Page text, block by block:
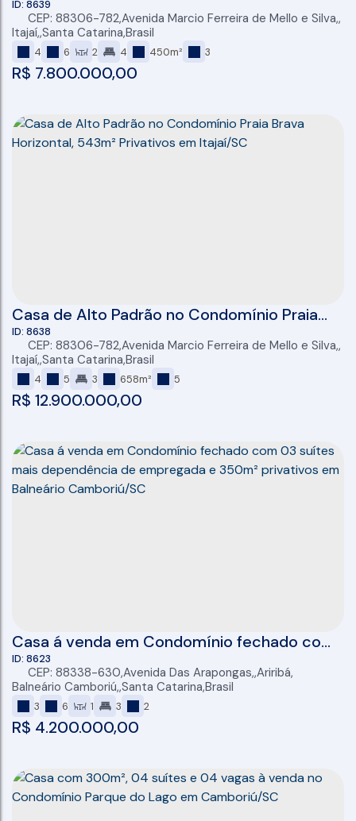
Horizontal Praia Brava, 4 Suítes, 450m²
Privativos – Itajaí/SC
R$ 7.800.000,00
8639
CEP: 88306-782,Avenida Marcio Ferreira de Mello e Silva ,
Itajaí,Santa Catarina,Brasil
4 6 2 4 450m² 3
Casa de Alto Padrão no Condomínio Praia
Brava Horizontal, 543m² Privativos em
Itajaí/SC
R$ 12.900.000,00
8638
CEP: 88306-782,Avenida Marcio Ferreira de Mello e Silva ,
Itajaí,Santa Catarina,Brasil
4 5 3 658m² 5
Casa á venda em Condomínio fechado com
03 suítes mais dependência de empregada
e 350m² privativos em Balneário
Camboriú/SC
R$ 4.200.000,00
8623
CEP: 88338-630,Avenida Das Arapongas ,Ariribá,
Balneário Camboriú ,Santa Catarina,Brasil
3 6 1 3 2